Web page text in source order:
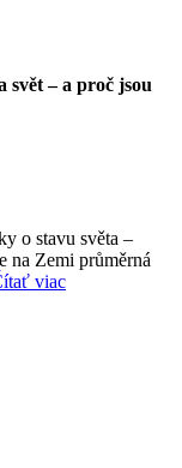
svět – a proč jsou
o stavu světa –
na Zemi průměrná
viac